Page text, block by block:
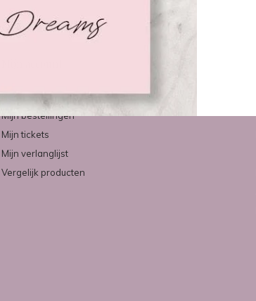
Registreren
Mijn bestellingen
Mijn tickets
Mijn verlanglijst
Vergelijk producten